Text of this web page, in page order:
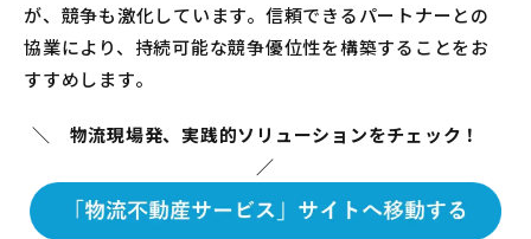
が、競争も激化しています。信頼できるパートナーとの
協業により、持続可能な競争優位性を構築することをお
すすめします。
＼ 物流現場発、実践的ソリューションをチェック！
／